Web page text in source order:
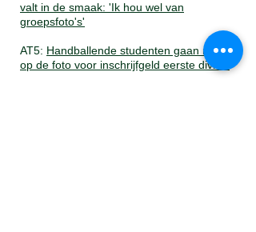
valt in de smaak: 'Ik hou wel van
groepsfoto's'
AT5: Handballende studenten gaan naakt
op de foto voor inschrijfgeld eerste divisie​